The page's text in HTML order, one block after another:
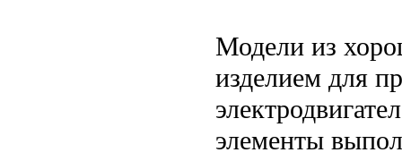
Модели из
изделием для
элементы